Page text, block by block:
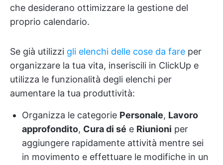
che desiderano ottimizzare la gestione del
proprio calendario.
Se già utilizzi gli elenchi delle cose da fare per
organizzare la tua vita, inseriscili in ClickUp e
utilizza le funzionalità degli elenchi per
aumentare la tua produttività:
Organizza le categorie Personale, Lavoro
approfondito, Cura di sé e Riunioni per
aggiungere rapidamente attività mentre sei
in movimento e effettuare le modifiche in un